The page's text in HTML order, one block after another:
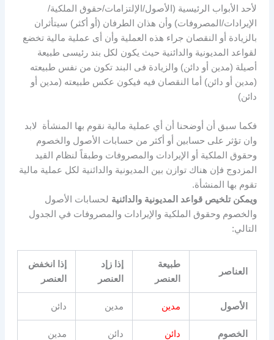
لأحد الأبواب الرئيسية (الأصول/الإلتزامات/حقوق الملكية/
الإيرادات/المصروفات) وأن هذان الطرفان (أو أكثر) سيتأثران
بالزيادة أو النقصان جراء هذه العملية وأن أى عملية مالية تخضع
لقواعد المديونية والدائنية حيث يكون لكل بند رئيسى طبيعة
أصيلة (مدين أو دائن) والزيادة فى البند تكون من نفس طبيعته
(مدين أو دائن) أما النقصان فيه فيكون عكس طبيعته (مدين أو
دائن)
فكما سبق أن أوضحنا أن أي عملية مالية نقوم بها المنشأة لابد
وان تؤثر على حسابين أو أكثر من حسابات الأصول والخصوم
وحقوق الملكية أو الإيرادات والمصروفات وطبقاً لنظام القيد
المزدوج فإن هناك توازن بين المديونية والدائنية لكل عملية مالية
تقوم بها المنشأة.
ويمكن تلخيص قواعد المديونية والدائنية لحسابات الأصول
والخصوم وحقوق الملكية والإيرادات والمصروفات في الجدول
التالي:
العناصر
طبيعة
العنصر
إذا زإد
العنصر
إذا انخفض
العنصر
الأصول مدين مدين دائن
الخصوم دائن دائن مدين